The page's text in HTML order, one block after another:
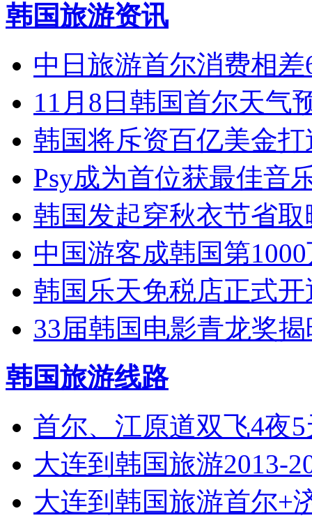
韩国旅游资讯
中日旅游首尔消费相
11月8日韩国首尔天气
韩国将斥资百亿美金打
Psy成为首位获最佳音
韩国发起穿秋衣节省
中国游客成韩国第
韩国乐天免税店正式
33届韩国电影青龙奖揭
韩国旅游线路
首尔、江原道双飞4夜
大连到韩国旅游2013-
大连到韩国旅游首尔+